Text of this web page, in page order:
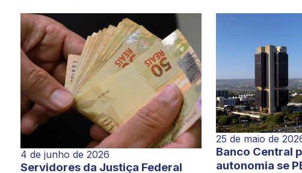
4 de junho de 2026
Servidores da Justiça Federal
25 de maio de
Banco Central
autonomia se